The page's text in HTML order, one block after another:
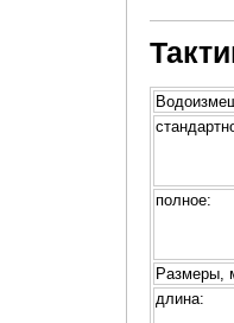
полное:
Размеры,
длина: